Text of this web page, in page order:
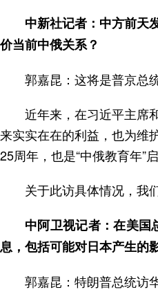
中新社记者：中方前天
价当前中俄关系？
郭嘉昆：这将是普京总
近年来，在习近平主席
来实实在在的利益，也为维
25周年，也是“中俄教育年”
关于此访具体情况，我
中阿卫视记者：在美国
息，包括可能对日本产生的
郭嘉昆：特朗普总统访